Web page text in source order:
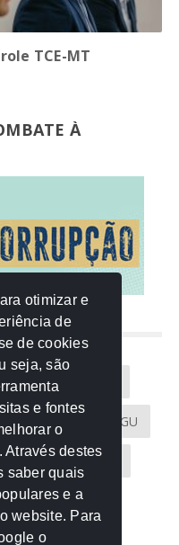
TCE-MT
À
AMM
MT CGU
MT MPE-MT
PGE-MT PGR
otimizar e
de
de cookies
seja, são
e fontes
o
Através destes
saber quais
e a
website. Para
o